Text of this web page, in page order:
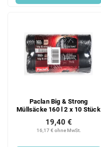
Paclan Big & Strong
Müllsäcke 160 l 2 x 10 Stück
16,17 € ohne MwSt.
19,40 €